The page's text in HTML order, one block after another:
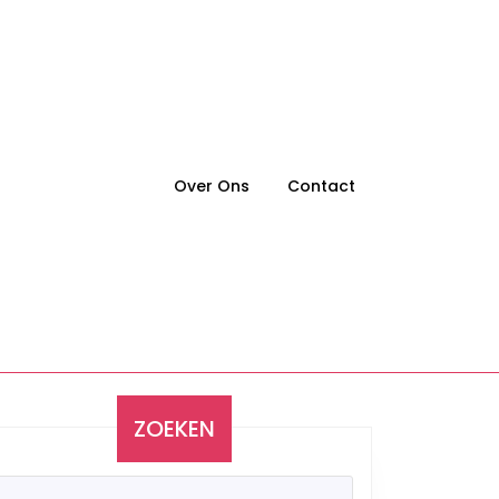
Over Ons Contact
ZOEKEN